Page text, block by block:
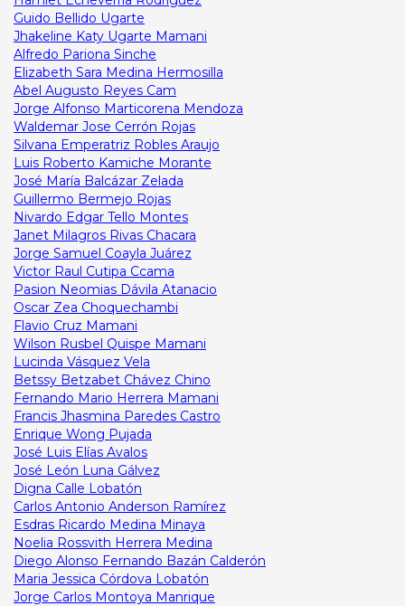
Guido Bellido Ugarte
Jhakeline Katy Ugarte Mamani
Alfredo Pariona Sinche
Elizabeth Sara Medina Hermosilla
Abel Augusto Reyes Cam
Jorge Alfonso Marticorena Mendoza
Waldemar Jose Cerrón Rojas
Silvana Emperatriz Robles Araujo
Luis Roberto Kamiche Morante
José María Balcázar Zelada
Guillermo Bermejo Rojas
Nivardo Edgar Tello Montes
Janet Milagros Rivas Chacara
Jorge Samuel Coayla Juárez
Victor Raul Cutipa Ccama
Pasion Neomias Dávila Atanacio
Oscar Zea Choquechambi
Flavio Cruz Mamani
Wilson Rusbel Quispe Mamani
Lucinda Vásquez Vela
Betssy Betzabet Chávez Chino
Fernando Mario Herrera Mamani
Francis Jhasmina Paredes Castro
Enrique Wong Pujada
José Luis Elías Avalos
José León Luna Gálvez
Digna Calle Lobatón
Carlos Antonio Anderson Ramírez
Esdras Ricardo Medina Minaya
Noelia Rossvith Herrera Medina
Diego Alonso Fernando Bazán Calderón
Maria Jessica Córdova Lobatón
Jorge Carlos Montoya Manrique